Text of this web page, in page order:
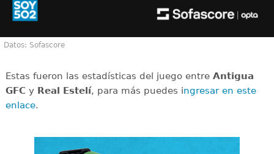
Datos: Sofascore
Estas fueron las estadísticas del juego entre Antigua
GFC y Real Estelí, para más puedes ingresar en este
enlace.